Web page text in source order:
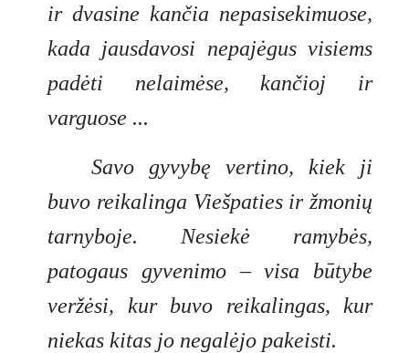
ir dvasine kančia nepasisekimuose,
kada jausdavosi nepajėgus visiems
padėti nelaimėse, kančioj ir
varguose ...
Savo gyvybę vertino, kiek ji
buvo reikalinga Viešpaties ir žmonių
tarnyboje. Nesiekė ramybės,
patogaus gyvenimo – visa būtybe
veržėsi, kur buvo reikalingas, kur
niekas kitas jo negalėjo pakeisti.